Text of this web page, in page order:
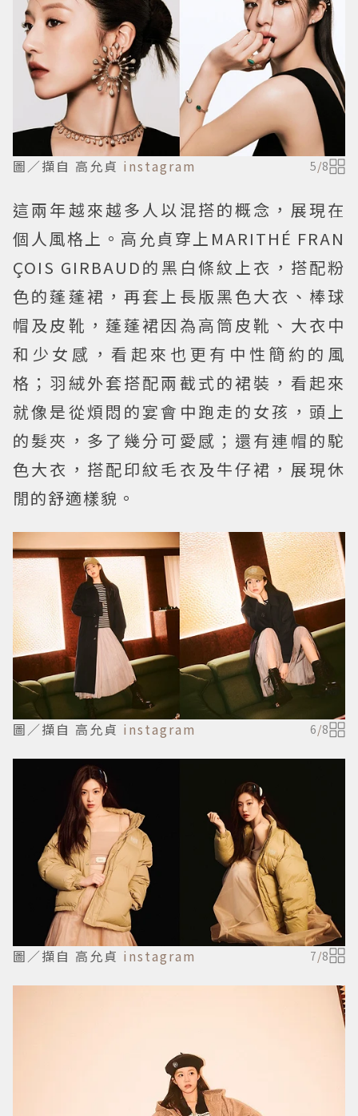
圖／擷自 高允貞 instagram 5/8
這兩年越來越多人以混搭的概念，展現在
個人風格上。高允貞穿上MARITHÉ FRAN
ÇOIS GIRBAUD的黑白條紋上衣，搭配粉
色的蓬蓬裙，再套上長版黑色大衣、棒球
帽及皮靴，蓬蓬裙因為高筒皮靴、大衣中
和少女感，看起來也更有中性簡約的風
格；羽絨外套搭配兩截式的裙裝，看起來
就像是從煩悶的宴會中跑走的女孩，頭上
的髮夾，多了幾分可愛感；還有連帽的駝
色大衣，搭配印紋毛衣及牛仔裙，展現休
閒的舒適樣貌。
圖／擷自 高允貞 instagram 6/8
圖／擷自 高允貞 instagram 7/8